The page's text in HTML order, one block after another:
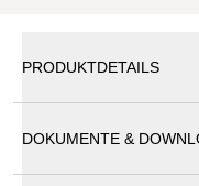
PRODUKTDETAILS
DOKUMENTE &